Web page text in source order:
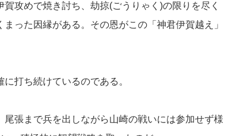
攻めで焼き討ち、劫掠(ごうりゃく)の限りを尽く
った因縁がある。その恩がこの「神君伊賀越え」
打ち続けているのである。
張まで兵を出しながら山崎の戦いには参加せず様